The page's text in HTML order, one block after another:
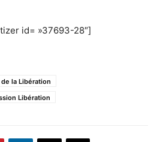
id= »37693-28″]
la Libération
Libération